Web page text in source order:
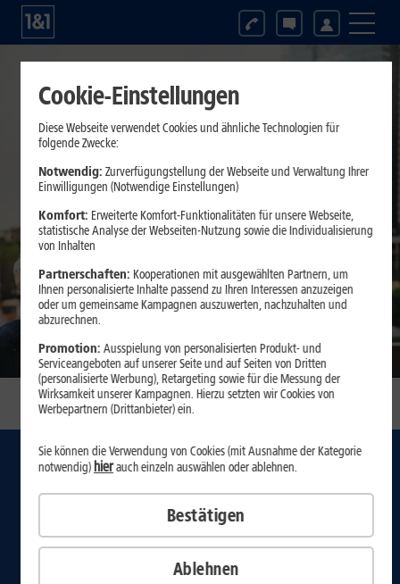
1 2
Internet
Handys
Cookie-Einstellungen
Diese Webseite verwendet Cookies und ähnliche Technologien für
folgende Zwecke:
Notwendig: Zurverfügungstellung der Webseite und Verwaltung Ihrer
Einwilligungen (Notwendige Einstellungen)
Komfort: Erweiterte Komfort-Funktionalitäten für unsere Webseite,
statistische Analyse der Webseiten-Nutzung sowie die Individualisierung
von Inhalten
Partnerschaften: Kooperationen mit ausgewählten Partnern, um
Ihnen personalisierte Inhalte passend zu Ihren Interessen anzuzeigen
oder um gemeinsame Kampagnen auszuwerten, nachzuhalten und
abzurechnen.
Promotion: Ausspielung von personalisierten Produkt- und
Serviceangeboten auf unserer Seite und auf Seiten von Dritten
(personalisierte Werbung), Retargeting sowie für die Messung der
Wirksamkeit unserer Kampagnen. Hierzu setzten wir Cookies von
Werbepartnern (Drittanbieter) ein.
Ablehnen
Sie können die Verwendung von Cookies (mit Ausnahme der Kategorie
notwendig) hierauch einzeln auswählen oder ablehnen.
Bestätigen